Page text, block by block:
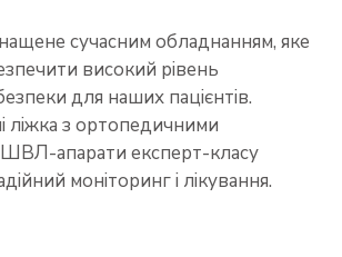
сучасним обладнанням, яке
високий рівень
для наших пацієнтів.
ліжка з ортопедичними
апарати експерт-класу
моніторинг і лікування.